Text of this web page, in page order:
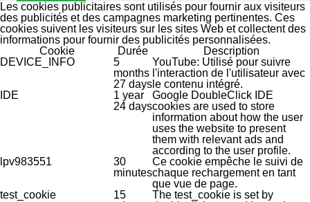
Les cookies publicitaires sont utilisés pour fournir aux visiteurs
des publicités et des campagnes marketing pertinentes. Ces
cookies suivent les visiteurs sur les sites Web et collectent des
informations pour fournir des publicités personnalisées.
Cookie
Durée
Description
DEVICE_INFO
5
months
27 days
YouTube: Utilisé pour suivre
l'interaction de l'utilisateur avec
le contenu intégré.
IDE
1 year
24 days
Google DoubleClick IDE
cookies are used to store
information about how the user
uses the website to present
them with relevant ads and
according to the user profile.
lpv983551
30
minutes
Ce cookie empêche le suivi de
chaque rechargement en tant
que vue de page.
test_cookie
15
The test_cookie is set by